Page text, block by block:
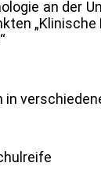
an der
„Klinische
in